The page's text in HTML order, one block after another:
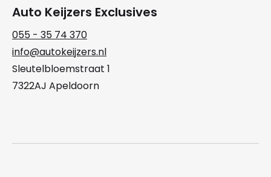
Auto Keijzers Exclusives
055 - 35 74 370
info@autokeijzers.nl
Sleutelbloemstraat 1
7322AJ Apeldoorn